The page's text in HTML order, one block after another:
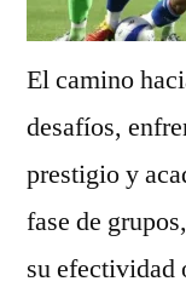
El camino
desafíos,
prestigio y
fase de
su efectividad